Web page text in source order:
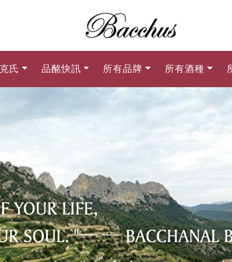
氏 品酩快訊 所有品牌 所有酒種